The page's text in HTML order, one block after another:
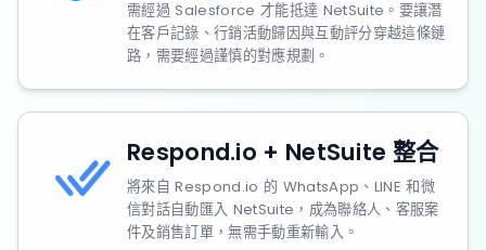
需經過 Salesforce 才能抵達 NetSuite。要讓潛
在客戶記錄、行銷活動歸因與互動評分穿越這條鏈
路，需要經過謹慎的對應規劃。
Respond.io + NetSuite 整合
將來自 Respond.io 的 WhatsApp、LINE 和微
信對話自動匯入 NetSuite，成為聯絡人、客服案
件及銷售訂單，無需手動重新輸入。